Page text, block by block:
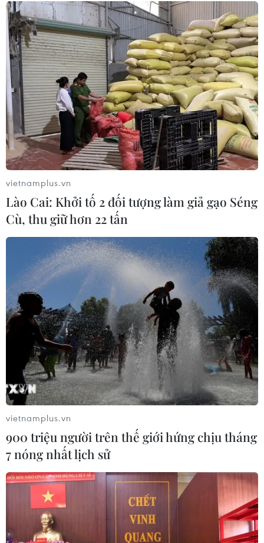
vietnamplus.vn
Lào Cai: Khởi tố 2 đối tượng làm giả gạo Séng
Cù, thu giữ hơn 22 tấn
vietnamplus.vn
900 triệu người trên thế giới hứng chịu tháng
7 nóng nhất lịch sử